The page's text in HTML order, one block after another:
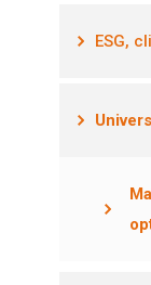
ESG,